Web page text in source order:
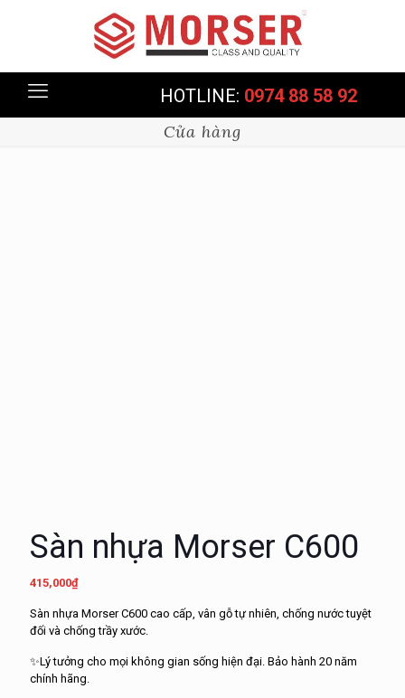
HOTLINE: 0974 88 58 92
Cửa hàng
Sàn nhựa Morser C600
415,000₫
Sàn nhựa Morser C600 cao cấp, vân gỗ tự nhiên, chống nước tuyệt
đối và chốngtrầy xước.
✨Lý tưởng cho mọi không gian sống hiện đại. Bảo hành 20 năm
chính hãng.